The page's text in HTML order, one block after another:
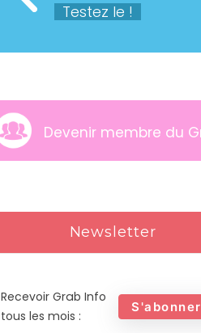
Testez le !
Devenir membre du
Newsletter
Recevoir Grab Info
tous les mois :
S'abonner